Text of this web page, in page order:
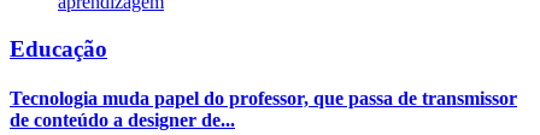
Educação
Tecnologia muda papel do professor, que passa de transmissor
de conteúdo a designer de...